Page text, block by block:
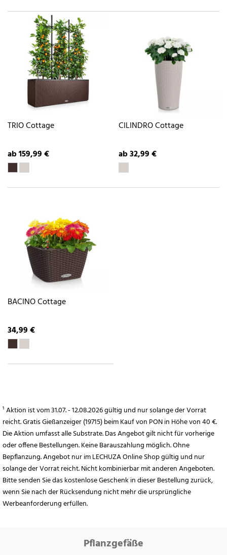
TRIO Cottage
ab 159,99 €
CILINDRO Cottage
ab 32,99 €
BACINO Cottage
34,99 €
¹ Aktion ist vom 31.07. - 12.08.2026 gültig und nur solange der Vorrat
reicht. Gratis Gießanzeiger (19715) beim Kauf von PON in Höhe von 40 €.
Die Aktion umfasst alle Substrate. Das Angebot gilt nicht für vorherige
oder offene Bestellungen. Keine Barauszahlung möglich. Ohne
Bepflanzung. Angebot nur im LECHUZA Online Shop gültig und nur
solange der Vorrat reicht. Nicht kombinierbar mit anderen Angeboten.
Bitte senden Sie das kostenlose Geschenk in dieser Bestellung zurück,
wenn Sie nach der Rücksendung nicht mehr die ursprüngliche
Werbeanforderung erfüllen.
Pflanzgefäße